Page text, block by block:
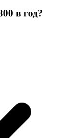
в год?